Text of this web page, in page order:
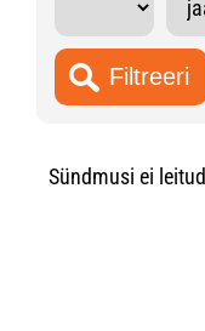
Sündmusi ei leitud